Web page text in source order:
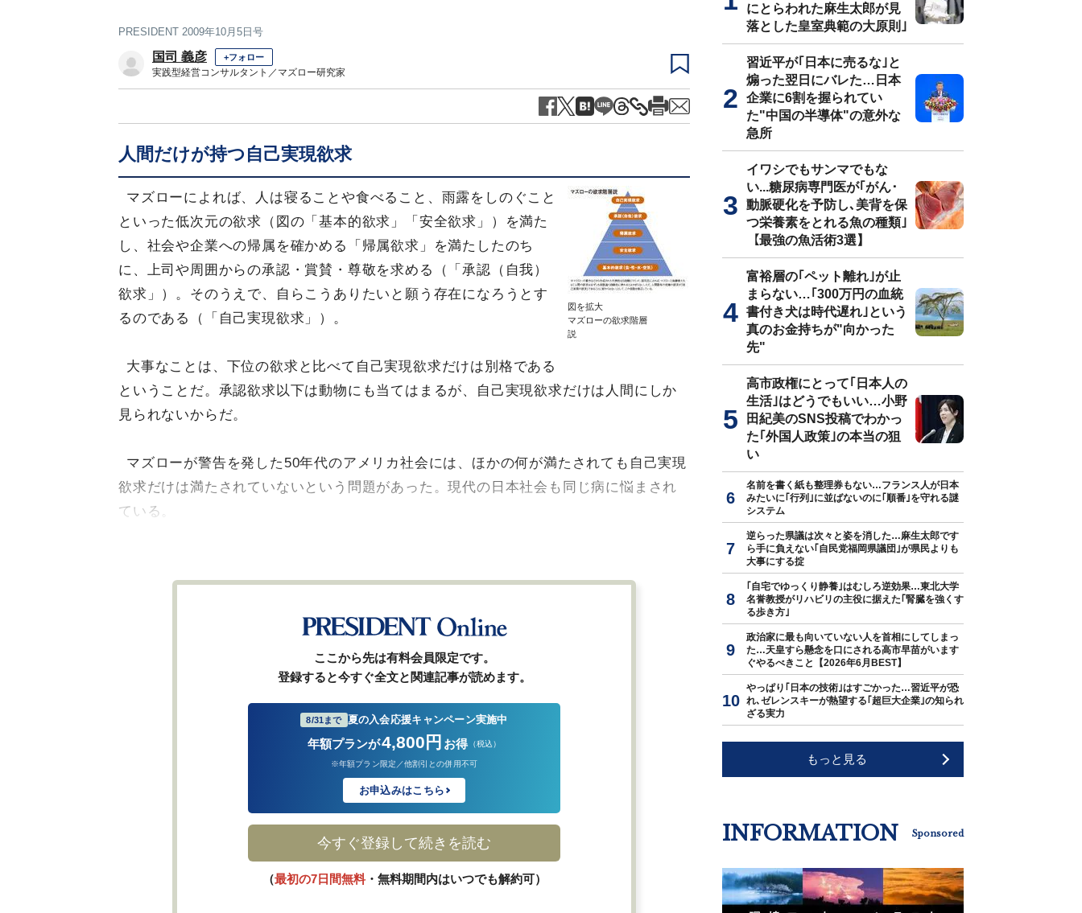
PRESIDENT 2009年10月5日号
国司 義彦 +フォロー
実践型経営コンサルタント／マズロー研究家
人間だけが持つ自己実現欲求
図を拡大
マズローの欲求階層
説
マズローによれば、人は寝ることや食べること、雨露をしのぐこと
といった低次元の欲求（図の「基本的欲求」「安全欲求」）を満た
し、社会や企業への帰属を確かめる「帰属欲求」を満たしたのち
に、上司や周囲からの承認・賞賛・尊敬を求める（「承認（自我）
欲求」）。そのうえで、自らこうありたいと願う存在になろうとす
るのである（「自己実現欲求」）。
大事なことは、下位の欲求と比べて自己実現欲求だけは別格である
ということだ。承認欲求以下は動物にも当てはまるが、自己実現欲求だけは人間にしか
見られないからだ。
マズローが警告を発した50年代のアメリカ社会には、ほかの何が満たされても自己実現
欲求だけは満たされていないという問題があった。現代の日本社会も同じ病に悩まされ
ている。
ここから先は有料会員限定です。
登録すると今すぐ全文と関連記事が読めます。
8/31まで 夏の入会応援キャンペーン実施中
年額プランが4,800円 お得 （税込）
※年額プラン限定／他割引との併用不可
お申込みはこちら
今すぐ登録して続きを読む
（最初の7日間無料・無料期間内はいつでも解約可）
にとらわれた麻生太郎が見
落とした皇室典範の大原則｣
習近平が｢日本に売るな｣と
煽った翌日にバレた…日本
企業に6割を握られてい
た"中国の半導体"の意外な
急所
イワシでもサンマでもな
い...糖尿病専門医が｢がん･
動脈硬化を予防し､美背を保
つ栄養素をとれる魚の種類｣
【最強の魚活術3選】
富裕層の｢ペット離れ｣が止
まらない…｢300万円の血統
書付き犬は時代遅れ｣という
真のお金持ちが"向かった
先"
高市政権にとって｢日本人の
生活｣はどうでもいい…小野
田紀美のSNS投稿でわかっ
た｢外国人政策｣の本当の狙
い
名前を書く紙も整理券もない…フランス人が日本
みたいに｢行列｣に並ばないのに｢順番｣を守れる謎
システム
逆らった県議は次々と姿を消した…麻生太郎です
ら手に負えない｢自民党福岡県議団｣が県民よりも
大事にする掟
｢自宅でゆっくり静養｣はむしろ逆効果…東北大学
名誉教授がリハビリの主役に据えた｢腎臓を強くす
る歩き方｣
政治家に最も向いていない人を首相にしてしまっ
た…天皇すら懸念を口にされる高市早苗がいます
ぐやるべきこと【2026年6月BEST】
やっぱり｢日本の技術｣はすごかった…習近平が恐
れ､ゼレンスキーが熱望する｢超巨大企業｣の知られ
ざる実力
もっと見る
INFORMATION Sponsored